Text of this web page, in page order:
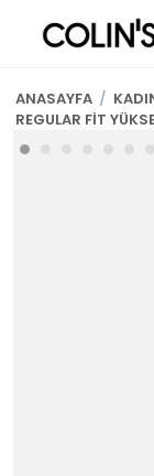
ANASAYFA /
REGULAR FİT